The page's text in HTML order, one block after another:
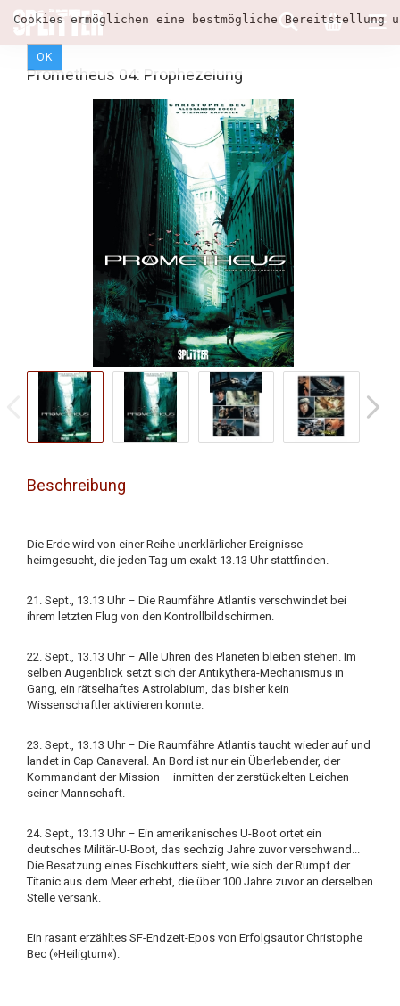
Cookies ermöglichen eine bestmögliche
OK
Prometheus 04: Prophezeiung
Beschreibung
Die Erde wird von einer Reihe unerklärlicher Ereignisse
heimgesucht, die jeden Tag um exakt 13.13 Uhr stattfinden.
21. Sept., 13.13 Uhr – Die Raumfähre Atlantis verschwindet bei
ihrem letzten Flug von den Kontrollbildschirmen.
22. Sept., 13.13 Uhr – Alle Uhren des Planeten bleiben stehen. Im
selben Augenblick setzt sich der Antikythera-Mechanismus in
Gang, ein rätselhaftes Astrolabium, das bisher kein
Wissenschaftler aktivieren konnte.
23. Sept., 13.13 Uhr – Die Raumfähre Atlantis taucht wieder auf und
landet in Cap Canaveral. An Bord ist nur ein Überlebender, der
Kommandant der Mission – inmitten der zerstückelten Leichen
seiner Mannschaft.
24. Sept., 13.13 Uhr – Ein amerikanisches U-Boot ortet ein
deutsches Militär-U-Boot, das sechzig Jahre zuvor verschwand...
Die Besatzung eines Fischkutters sieht, wie sich der Rumpf der
Titanic aus dem Meer erhebt, die über 100 Jahre zuvor an derselben
Stelle versank.
Ein rasant erzähltes SF-Endzeit-Epos von Erfolgsautor Christophe
Bec (»Heiligtum«).